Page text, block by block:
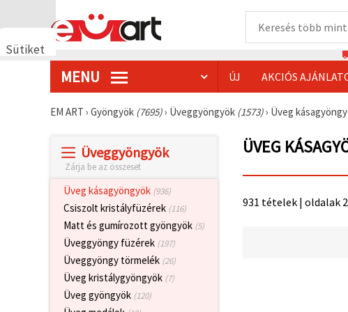
Sütiket
használunk
technológiákat
hozzájárulásával
MENU ÚJ AKCIÓS
EM ART › Gyöngyök (7695)› Üveggyöngyök (1573)› Üveg
Üveggyöngyök
Zárja be az összeset
Üveg kásagyöngyök (936)
Csiszolt kristályfüzérek (116)
Matt és gumírozott gyöngyök (5)
Üveggyöngy füzérek (197)
Üveggyöngy törmelék (26)
Üveg kristálygyöngyök (7)
Üveg gyöngyök (120)
ÜVEG
931 tételek | oldalak